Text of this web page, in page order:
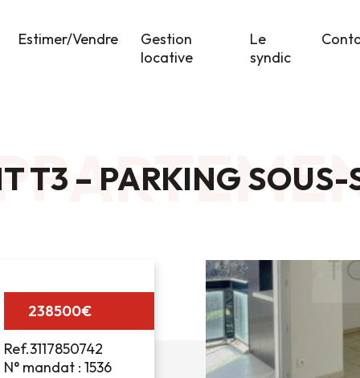
Estimer/Vendre
Gestion
locative
Le
syndic
T3 – PARKING
238500€
Ref.3117850742
N° mandat : 1536